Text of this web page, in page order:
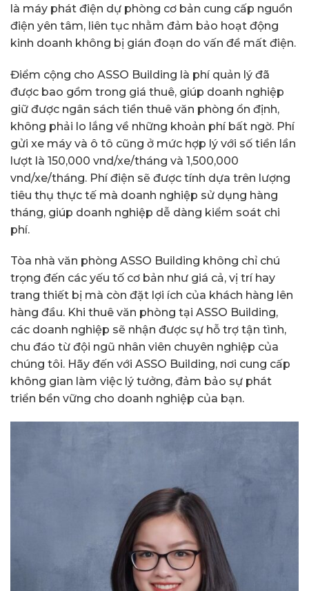
là máy phát điện dự phòng cơ bản cung cấp nguồn
điện yên tâm, liên tục nhằm đảm bảo hoạt động
kinh doanh không bị gián đoạn do vấn đề mất điện.
Điểm cộng cho ASSO Building là phí quản lý đã
được bao gồm trong giá thuê, giúp doanh nghiệp
giữ được ngân sách tiền thuê văn phòng ổn định,
không phải lo lắng về những khoản phí bất ngờ. Phí
gửi xe máy và ô tô cũng ở mức hợp lý với số tiền lần
lượt là 150,000 vnd/xe/tháng và 1,500,000
vnd/xe/tháng. Phí điện sẽ được tính dựa trên lượng
tiêu thụ thực tế mà doanh nghiệp sử dụng hàng
tháng, giúp doanh nghiệp dễ dàng kiểm soát chi
phí.
Tòa nhà văn phòng ASSO Building không chỉ chú
trọng đến các yếu tố cơ bản như giá cả, vị trí hay
trang thiết bị mà còn đặt lợi ích của khách hàng lên
hàng đầu. Khi thuê văn phòng tại ASSO Building,
các doanh nghiệp sẽ nhận được sự hỗ trợ tận tình,
chu đáo từ đội ngũ nhân viên chuyên nghiệp của
chúng tôi. Hãy đến với ASSO Building, nơi cung cấp
không gian làm việc lý tưởng, đảm bảo sự phát
triển bền vững cho doanh nghiệp của bạn.